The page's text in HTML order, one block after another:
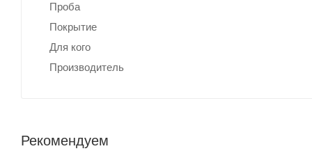
Проба
Покрытие
Для кого
Производитель
Рекомендуем